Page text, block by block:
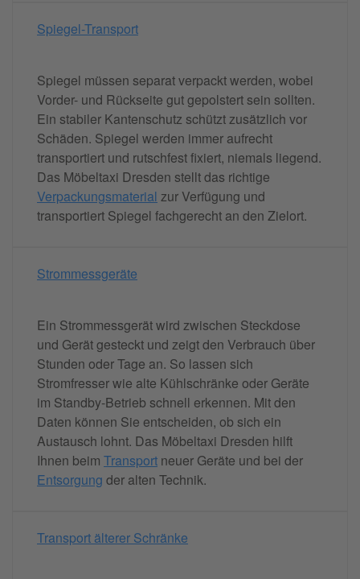
Spiegel-Transport
Spiegel müssen separat verpackt werden, wobei
Vorder- und Rückseite gut gepolstert sein sollten.
Ein stabiler Kantenschutz schützt zusätzlich vor
Schäden. Spiegel werden immer aufrecht
transportiert und rutschfest fixiert, niemals liegend.
Das Möbeltaxi Dresden stellt das richtige
Verpackungsmaterial zur Verfügung und
transportiert Spiegel fachgerecht an den Zielort.
Strommessgeräte
Ein Strommessgerät wird zwischen Steckdose
und Gerät gesteckt und zeigt den Verbrauch über
Stunden oder Tage an. So lassen sich
Stromfresser wie alte Kühlschränke oder Geräte
im Standby-Betrieb schnell erkennen. Mit den
Daten können Sie entscheiden, ob sich ein
Austausch lohnt. Das Möbeltaxi Dresden hilft
Ihnen beim Transport neuer Geräte und bei der
Entsorgung der alten Technik.
Transport älterer Schränke